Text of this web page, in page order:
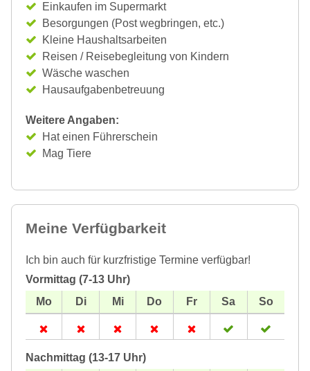
Einkaufen im Supermarkt
Besorgungen (Post wegbringen, etc.)
Kleine Haushaltsarbeiten
Reisen / Reisebegleitung von Kindern
Wäsche waschen
Hausaufgabenbetreuung
Weitere Angaben:
Hat einen Führerschein
Mag Tiere
Meine Verfügbarkeit
Ich bin auch für kurzfristige Termine verfügbar!
Vormittag (7-13 Uhr)
Nachmittag (13-17 Uhr)